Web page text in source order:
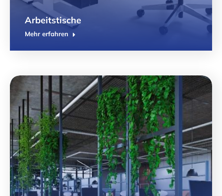
Arbeitstische
Mehr erfahren